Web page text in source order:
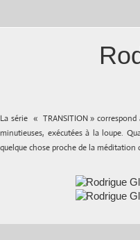
La série « TRANSITION »
minutieuses, exécutées à la loupe.
quelque chose proche de la méditation